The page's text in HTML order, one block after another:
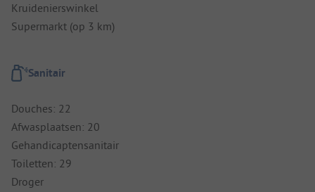
Kruidenierswinkel
Supermarkt (op 3 km)
Sanitair
Douches: 22
Afwasplaatsen: 20
Gehandicaptensanitair
Toiletten: 29
Droger